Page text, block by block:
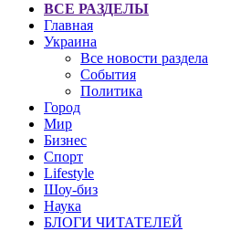
ВСЕ РАЗДЕЛЫ
Главная
Украина
Все новости раздела
События
Политика
Город
Мир
Бизнес
Спорт
Lifestyle
Шоу-биз
Наука
БЛОГИ ЧИТАТЕЛЕЙ